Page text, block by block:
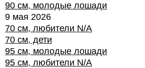
90 см, молодые лошади
9 мая 2026
70 см, любители N/A
70 см, дети
95 см, молодые лошади
95 см, любители N/A